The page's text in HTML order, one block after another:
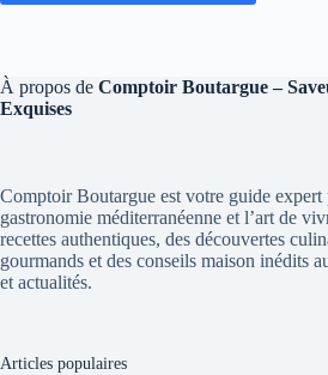
À propos de Comptoir Boutargue –
Exquises
Comptoir Boutargue est votre guide expert
gastronomie méditerranéenne et l’art de
recettes authentiques, des découvertes
gourmands et des conseils maison inédits
et actualités.
Articles populaires